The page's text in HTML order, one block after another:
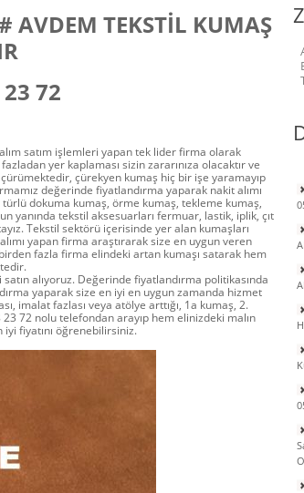
AVDEM TEKSTİL KUMAŞ
72
satım işlemleri yapan tek lider firma olarak
yer kaplaması sizin zararınıza olacaktır ve
çürekyen kumaş hiç bir işe yaramayıp
değerinde fiyatlandırma yaparak nakit alımı
dokuma kumaş, örme kumaş, tekleme kumaş,
yanında tekstil aksesuarları fermuar, lastik, iplik, çıt
Tekstil sektörü içerisinde yer alan kumaşları
yapan firma araştırarak size en uygun veren
fazla firma elindeki artan kumaşı satarak hem
alıyoruz. Değerinde fiyatlandırma politikasında
yaparak size en iyi en uygun zamanda hizmet
imalat fazlası veya atölye arttığı, 1a kumaş, 2.
72 nolu telefondan arayıp hem elinizdeki malın
fiyatını öğrenebilirsiniz.